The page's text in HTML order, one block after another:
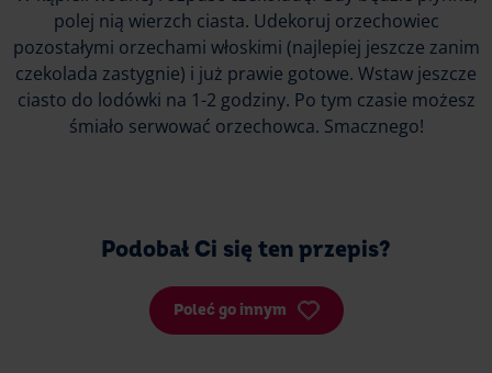
polej nią wierzch ciasta. Udekoruj orzechowiec
pozostałymi orzechami włoskimi (najlepiej jeszcze zanim
czekolada zastygnie) i już prawie gotowe. Wstaw jeszcze
ciasto do lodówki na 1-2 godziny. Po tym czasie możesz
śmiało serwować orzechowca. Smacznego!
Podobał Ci się ten przepis?
Poleć go innym